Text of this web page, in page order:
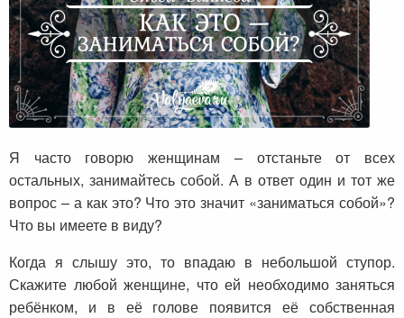
Я часто говорю женщинам – отстаньте от всех
остальных, занимайтесь собой. А в ответ один и тот же
вопрос – а как это? Что это значит «заниматься собой»?
Что вы имеете в виду?
Когда я слышу это, то впадаю в небольшой ступор.
Скажите любой женщине, что ей необходимо заняться
ребёнком, и в её голове появится её собственная